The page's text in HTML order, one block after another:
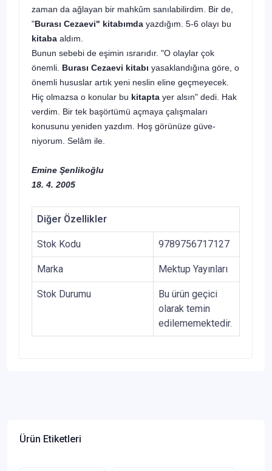
zaman da ağlayan bir mah­kûm sanılabilirdim. Bir de,
"Burası Cezaevi" kitabımda yazdığım. 5-6 olayı bu
kitaba aldım.
Bunun sebebi de eşi­min ısrarıdır. "O olaylar çok
önemli. Burası Cezaevi kita­bı yasaklandığına göre, o
önemli hususlar artık yeni nes­lin eline geçmeyecek.
Hiç olmazsa o konular bu kitapta yer alsın" dedi. Hak
verdim. Bir tek başörtümü açmaya ça­lışmaları
konusunu yeniden yazdım. Hoş görünüze güve­
niyorum. Selâm ile.
Emine Şenlikoğlu
18. 4. 2005
Diğer Özellikler
Stok Kodu 9789756717127
Marka Mektup Yayınları
Stok Durumu
Bu ürün geçici
olarak temin
edilememektedir.
Ürün Etiketleri